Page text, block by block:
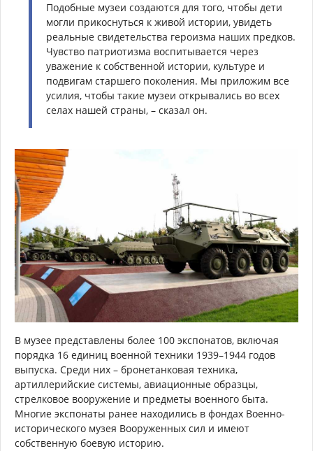
Подобные музеи создаются для того, чтобы дети
могли прикоснуться к живой истории, увидеть
реальные свидетельства героизма наших предков.
Чувство патриотизма воспитывается через
уважение к собственной истории, культуре и
подвигам старшего поколения. Мы приложим все
усилия, чтобы такие музеи открывались во всех
селах нашей страны, – сказал он.
В музее представлены более 100 экспонатов, включая
порядка 16 единиц военной техники 1939–1944 годов
выпуска. Среди них – бронетанковая техника,
артиллерийские системы, авиационные образцы,
стрелковое вооружение и предметы военного быта.
Многие экспонаты ранее находились в фондах Военно-
исторического музея Вооруженных сил и имеют
собственную боевую историю.